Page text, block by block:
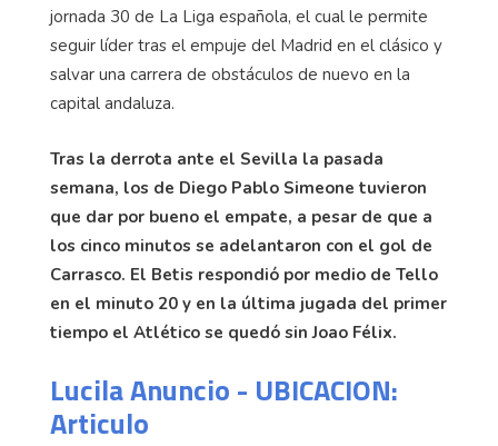
jornada 30 de La Liga española, el cual le permite
seguir líder tras el empuje del Madrid en el clásico y
salvar una carrera de obstáculos de nuevo en la
capital andaluza.
Tras la derrota ante el Sevilla la pasada
semana, los de Diego Pablo Simeone tuvieron
que dar por bueno el empate, a pesar de que a
los cinco minutos se adelantaron con el gol de
Carrasco. El Betis respondió por medio de Tello
en el minuto 20 y en la última jugada del primer
tiempo el Atlético se quedó sin Joao Félix.
Lucila Anuncio - UBICACION:
Articulo